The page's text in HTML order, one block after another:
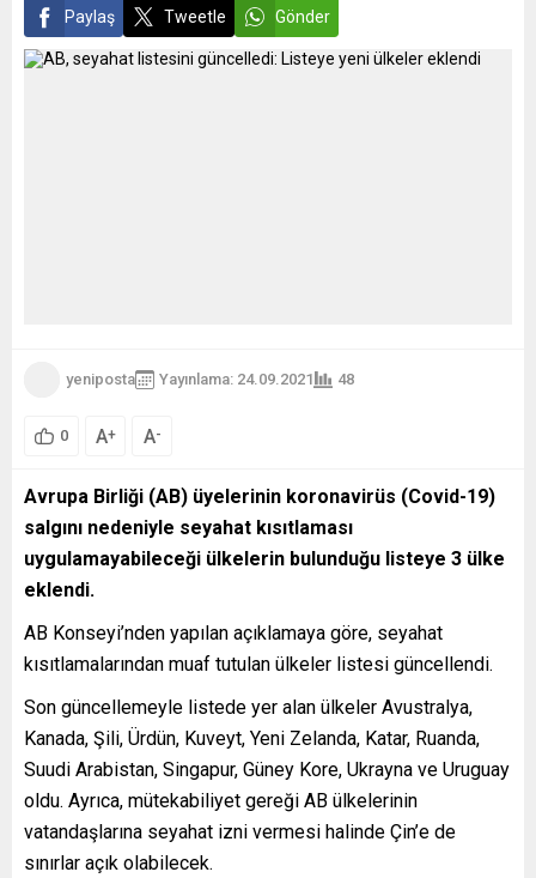
Paylaş Tweetle Gönder
yeniposta Yayınlama: 24.09.2021 48
0 A+ A-
Avrupa Birliği (AB) üyelerinin koronavirüs (Covid-19)
salgını nedeniyle seyahat kısıtlaması
uygulamayabileceği ülkelerin bulunduğu listeye 3 ülke
eklendi.
AB Konseyi’nden yapılan açıklamaya göre, seyahat
kısıtlamalarından muaf tutulan ülkeler listesi güncellendi.
Son güncellemeyle listede yer alan ülkeler Avustralya,
Kanada, Şili, Ürdün, Kuveyt, Yeni Zelanda, Katar, Ruanda,
Suudi Arabistan, Singapur, Güney Kore, Ukrayna ve Uruguay
oldu. Ayrıca, mütekabiliyet gereği AB ülkelerinin
vatandaşlarına seyahat izni vermesi halinde Çin’e de
sınırlar açık olabilecek.